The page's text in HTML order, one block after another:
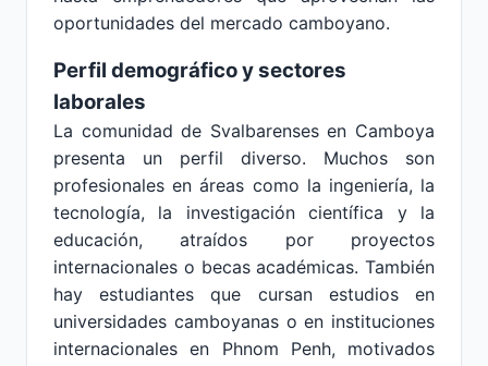
oportunidades del mercado camboyano.
Perfil demográfico y sectores
laborales
La comunidad de Svalbarenses en Camboya
presenta un perfil diverso. Muchos son
profesionales en áreas como la ingeniería, la
tecnología, la investigación científica y la
educación, atraídos por proyectos
internacionales o becas académicas. También
hay estudiantes que cursan estudios en
universidades camboyanas o en instituciones
internacionales en Phnom Penh, motivados